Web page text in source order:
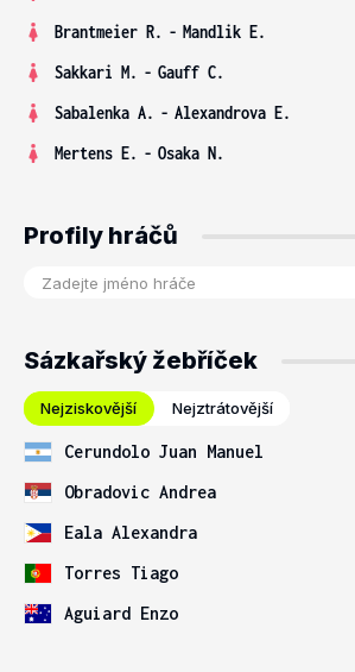
Brantmeier R. - Mandlik E.
Sakkari M. - Gauff C.
Sabalenka A. - Alexandrova E.
Mertens E. - Osaka N.
Profily hráčů
Sázkařský žebříček
Nejziskovější Nejztrátovější
Cerundolo Juan Manuel
Obradovic Andrea
Eala Alexandra
Torres Tiago
Aguiard Enzo